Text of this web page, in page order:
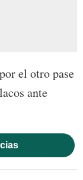
el otro pase
ante